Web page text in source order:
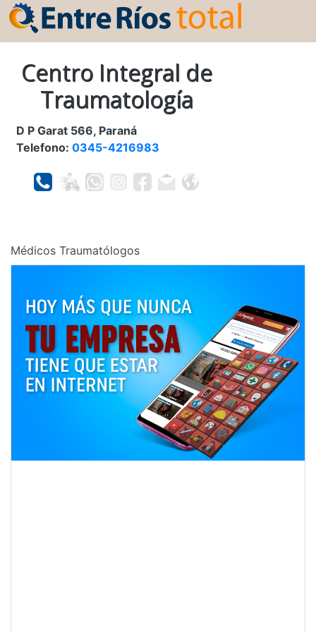
Centro Integral de
Traumatología
D P Garat 566, Paraná
Telefono: 0345-4216983
Médicos Traumatólogos